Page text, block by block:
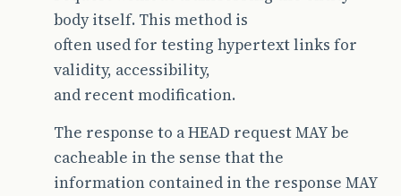
body itself. This method is
often used for testing hypertext links for
validity, accessibility,
and recent modification.
The response to a HEAD request MAY be
cacheable in the sense that the
information contained in the response MAY